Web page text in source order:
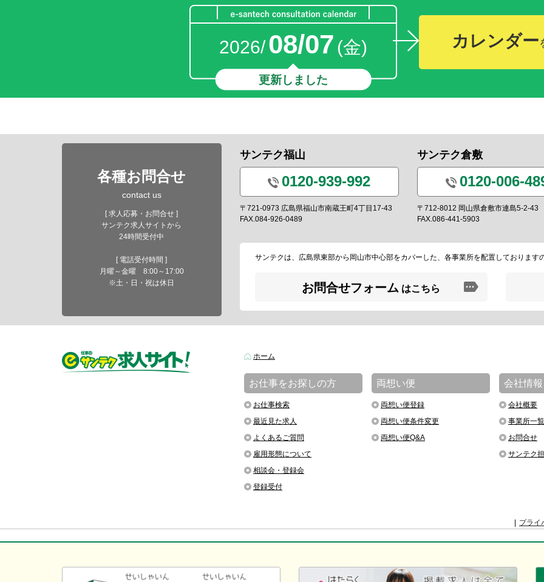
2026/08/07 (金)
更新しました
カレンダー
各種お問合せ
contact us
[ 求人応募・お問合せ ]
サンテク求人サイトから
24時間受付中
[ 電話受付時間 ]
月曜～金曜 8:00～17:00
※土・日・祝は休日
サンテク福山
0120-939-992
〒721-0973 広島県福山市南蔵王町4丁目17-43
FAX.084-926-0489
サンテク倉敷
0120-006-
〒712-8012 岡山県倉敷市連島5-2-43
FAX.086-441-5903
サンテクは、広島県東部から岡山市中心部をカバーした、各事業所を配置しております
お問合せフォーム はこちら
ホーム
お仕事をお探しの方
お仕事検索
最近見た求人
よくあるご質問
雇用形態について
相談会・登録会
登録受付
両想い便
両想い便登録
両想い便条件変更
両想い便Q&A
会社情報
会社概要
事業所一覧
お問合せ
サンテク
プライ